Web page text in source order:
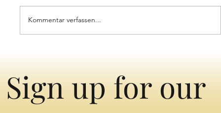
aus Erbe & Opulenz
Kommentar verfassen...
Sign up for our